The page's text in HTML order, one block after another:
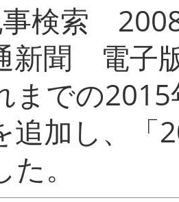
検索
新聞 電子
までの
追加し、「
し